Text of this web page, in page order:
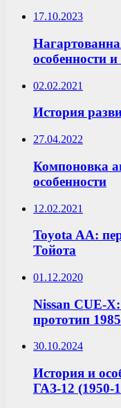
17.10.2023
особенности
02.02.2021
История
27.04.2022
Компоновка
особенности
12.02.2021
Toyota AA:
Тойота
01.12.2020
Nissan CUE-
прототип
30.10.2024
История и
ГАЗ-12 (1950-